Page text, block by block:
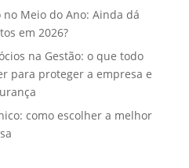
Meio do Ano: Ainda dá
em 2026?
na Gestão: o que todo
para proteger a empresa e
como escolher a melhor